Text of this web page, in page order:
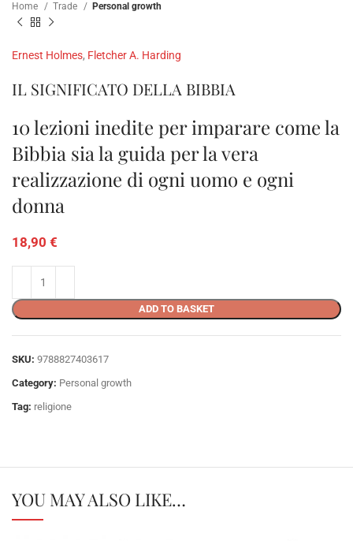
Home Trade Personal growth
Ernest Holmes, Fletcher A. Harding
IL SIGNIFICATO DELLA BIBBIA
10 lezioni inedite per imparare come la
Bibbia sia la guida per la vera
realizzazione di ogni uomo e ogni
donna
18,90 €
ADD TO BASKET
SKU: 9788827403617
Category: Personal growth
Tag: religione
YOU MAY ALSO LIKE…